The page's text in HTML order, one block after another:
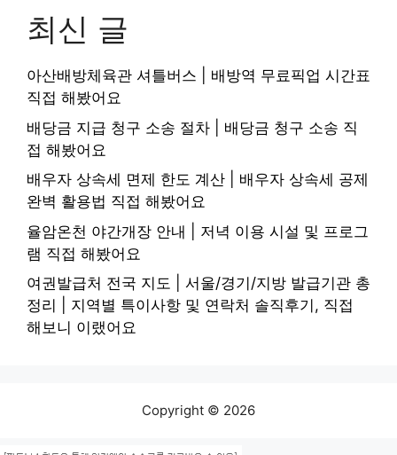
최신 글
아산배방체육관 셔틀버스 | 배방역 무료픽업 시간표
직접 해봤어요
배당금 지급 청구 소송 절차 | 배당금 청구 소송 직
접 해봤어요
배우자 상속세 면제 한도 계산 | 배우자 상속세 공제
완벽 활용법 직접 해봤어요
율암온천 야간개장 안내 | 저녁 이용 시설 및 프로그
램 직접 해봤어요
여권발급처 전국 지도 | 서울/경기/지방 발급기관 총
정리 | 지역별 특이사항 및 연락처 솔직후기, 직접
해보니 이랬어요
Copyright © 2026